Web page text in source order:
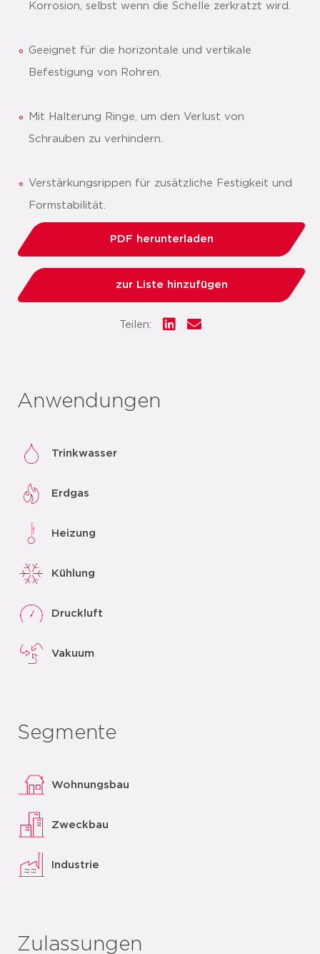
Korrosion, selbst wenn die Schelle zerkratzt wird.
Geeignet für die horizontale und vertikale
Befestigung von Rohren.
Mit Halterung Ringe, um den Verlust von
Schrauben zu verhindern.
Verstärkungsrippen für zusätzliche Festigkeit und
Formstabilität.
PDF herunterladen
zur Liste hinzufügen
Teilen:
Anwendungen
Trinkwasser
Erdgas
Heizung
Kühlung
Druckluft
Vakuum
Segmente
Wohnungsbau
Zweckbau
Industrie
Zulassungen